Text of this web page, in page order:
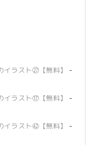
ラスト㉗【無料】
-
イラスト⑰【無料】
-
ラスト㊷【無料】
-